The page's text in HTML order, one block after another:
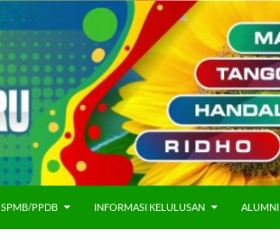
SPMB/PPDB INFORMASI KELULUSAN ALUMNI